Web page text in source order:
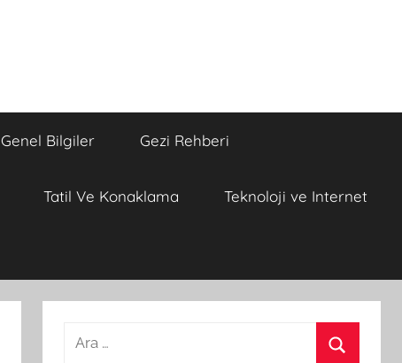
Genel Bilgiler Gezi Rehberi
Tatil Ve Konaklama Teknoloji ve Internet